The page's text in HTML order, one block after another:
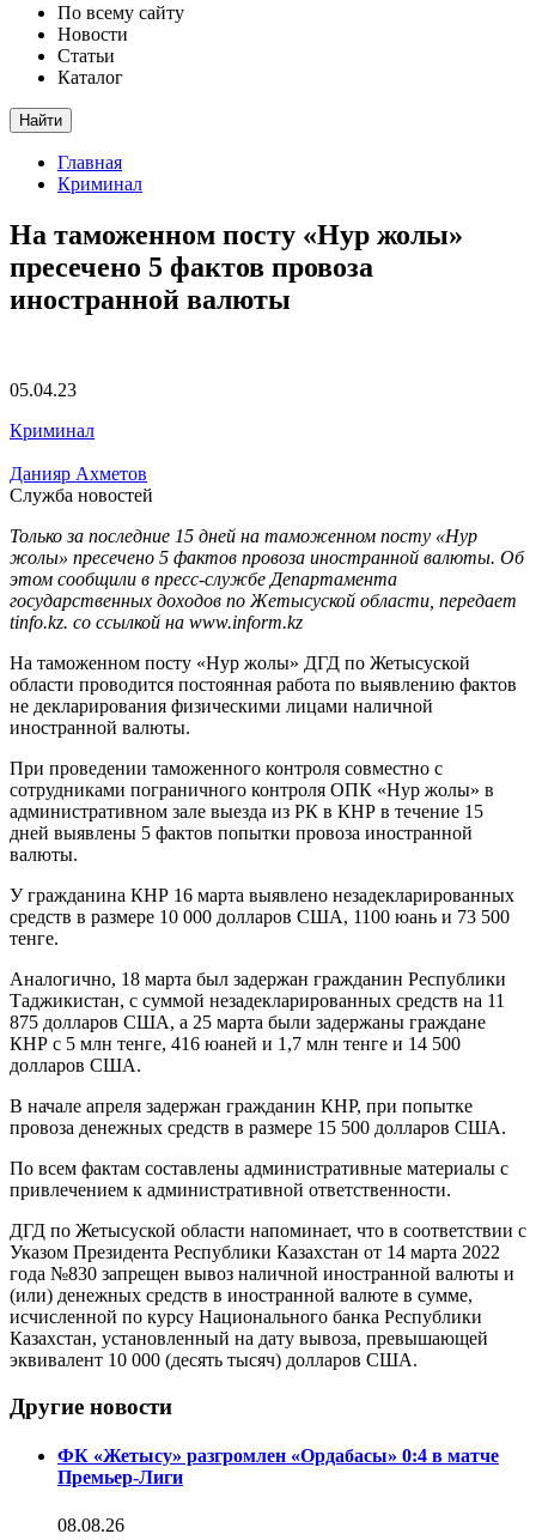
По всему сайту
Новости
Статьи
Каталог
Найти
Главная
Криминал
На таможенном посту «Нур жолы»
пресечено 5 фактов провоза
иностранной валюты
05.04.23
Криминал
Данияр Ахметов
Служба новостей
Только за последние 15 дней на таможенном посту «Нур
жолы» пресечено 5 фактов провоза иностранной валюты. Об
этом сообщили в пресс-службе Департамента
государственных доходов по Жетысуской области, передает
tinfo.kz. со ссылкой на www.inform.kz
На таможенном посту «Нур жолы» ДГД по Жетысуской
области проводится постоянная работа по выявлению фактов
не декларирования физическими лицами наличной
иностранной валюты.
При проведении таможенного контроля совместно с
сотрудниками пограничного контроля ОПК «Нур жолы» в
административном зале выезда из РК в КНР в течение 15
дней выявлены 5 фактов попытки провоза иностранной
валюты.
У гражданина КНР 16 марта выявлено незадекларированных
средств в размере 10 000 долларов США, 1100 юань и 73 500
тенге.
Аналогично, 18 марта был задержан гражданин Республики
Таджикистан, с суммой незадекларированных средств на 11
875 долларов США, а 25 марта были задержаны граждане
КНР с 5 млн тенге, 416 юаней и 1,7 млн тенге и 14 500
долларов США.
В начале апреля задержан гражданин КНР, при попытке
провоза денежных средств в размере 15 500 долларов США.
По всем фактам составлены административные материалы с
привлечением к административной ответственности.
ДГД по Жетысуской области напоминает, что в соответствии с
Указом Президента Республики Казахстан от 14 марта 2022
года №830 запрещен вывоз наличной иностранной валюты и
(или) денежных средств в иностранной валюте в сумме,
исчисленной по курсу Национального банка Республики
Казахстан, установленный на дату вывоза, превышающей
эквивалент 10 000 (десять тысяч) долларов США.
Другие новости
ФК «Жетысу» разгромлен «Ордабасы» 0:4 в матче
Премьер-Лиги
08.08.26